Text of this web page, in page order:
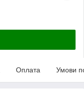
Оплата Умови